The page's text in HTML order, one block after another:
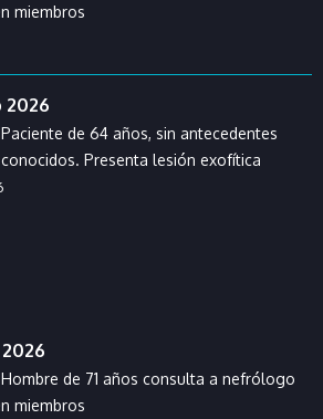
miembros
2026
de 64 años, sin antecedentes
Presenta lesión exofítica
2026
de 71 años consulta a nefrólogo
miembros